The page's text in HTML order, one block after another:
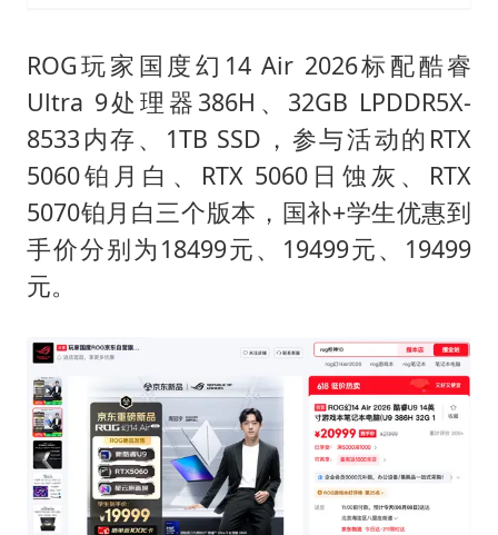
ROG玩家国度幻14 Air 2026标配酷睿
Ultra 9处理器386H、32GB LPDDR5X-
8533内存、1TB SSD，参与活动的RTX
5060铂月白、RTX 5060日蚀灰、RTX
5070铂月白三个版本，国补+学生优惠到
手价分别为18499元、19499元、19499
元。